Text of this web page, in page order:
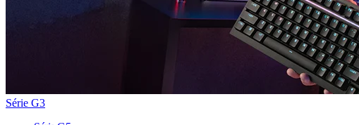
Série G3